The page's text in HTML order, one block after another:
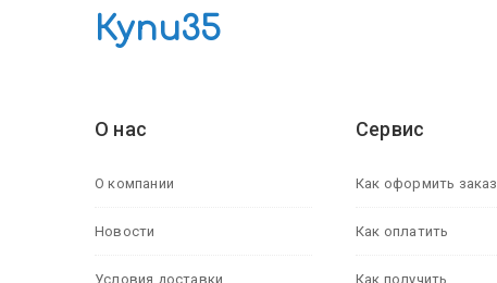
Купи35
О нас
О компании
Новости
Условия доставки
Сервис
Как оформить заказ
Как оплатить
Как получить